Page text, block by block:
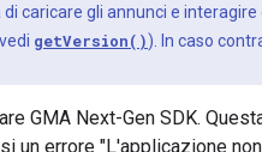
di caricare gli annunci e
getVersion()). In caso
GMA Next-Gen SDK.
un errore "L'applicazione